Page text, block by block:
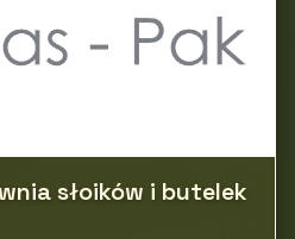
słoików i butelek